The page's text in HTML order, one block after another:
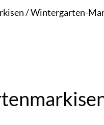
/Wintergarten-